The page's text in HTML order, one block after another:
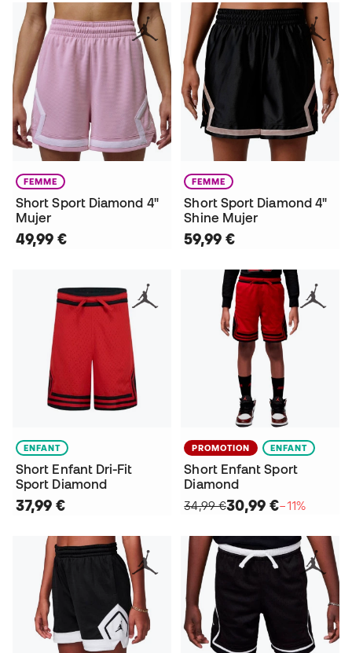
FEMME
Short Sport Diamond 4"
Mujer
49,99 €
FEMME
Short Sport Diamond 4"
Shine Mujer
59,99 €
ENFANT
Short Enfant Dri-Fit
Sport Diamond
37,99 €
PROMOTION ENFANT
Short Enfant Sport
Diamond
34,99 €30,99 €−11%